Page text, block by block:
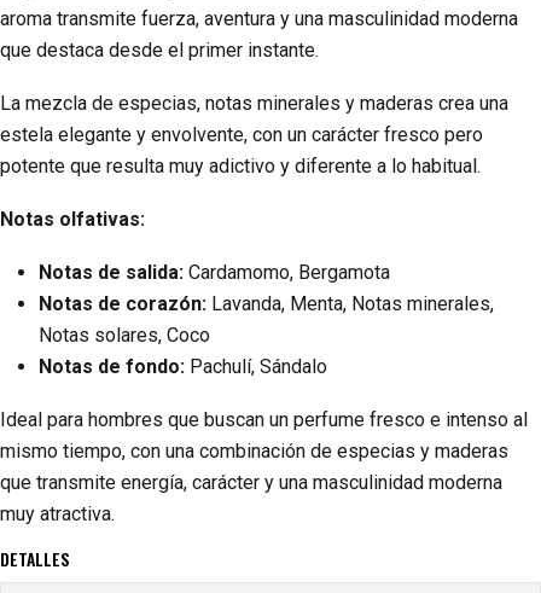
aroma transmite fuerza, aventura y una masculinidad moderna
que destaca desde el primer instante.
La mezcla de especias, notas minerales y maderas crea una
estela elegante y envolvente, con un carácter fresco pero
potente que resulta muy adictivo y diferente a lo habitual.
Notas olfativas:
Notas de salida: Cardamomo, Bergamota
Notas de corazón: Lavanda, Menta, Notas minerales,
Notas solares, Coco
Notas de fondo: Pachulí, Sándalo
Ideal para hombres que buscan un perfume fresco e intenso al
mismo tiempo, con una combinación de especias y maderas
que transmite energía, carácter y una masculinidad moderna
muy atractiva.
DETALLES